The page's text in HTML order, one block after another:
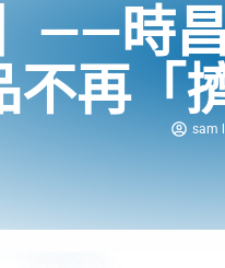
——時
不再「
sam